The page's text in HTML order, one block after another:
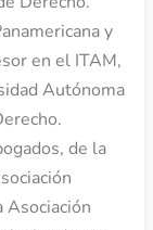
y
en el ITAM,
Autónoma
de la
Asociación